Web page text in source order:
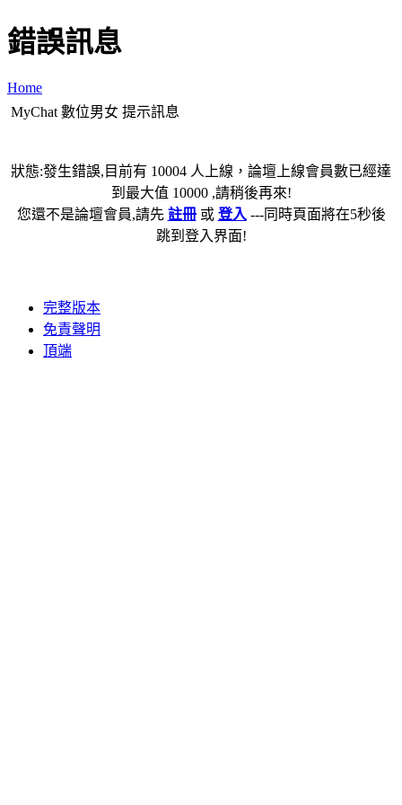
錯誤訊息
Home
MyChat 數位男女 提示訊息
狀態:發生錯誤,目前有 10004 人上線，論壇上線會員數已經達
到最大值 10000 ,請稍後再來!
您還不是論壇會員,請先 註冊或 登入 ---同時頁面將在5秒後
跳到登入界面!
完整版本
免責聲明
頂端